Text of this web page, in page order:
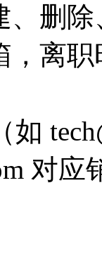
、删
，离
如
对